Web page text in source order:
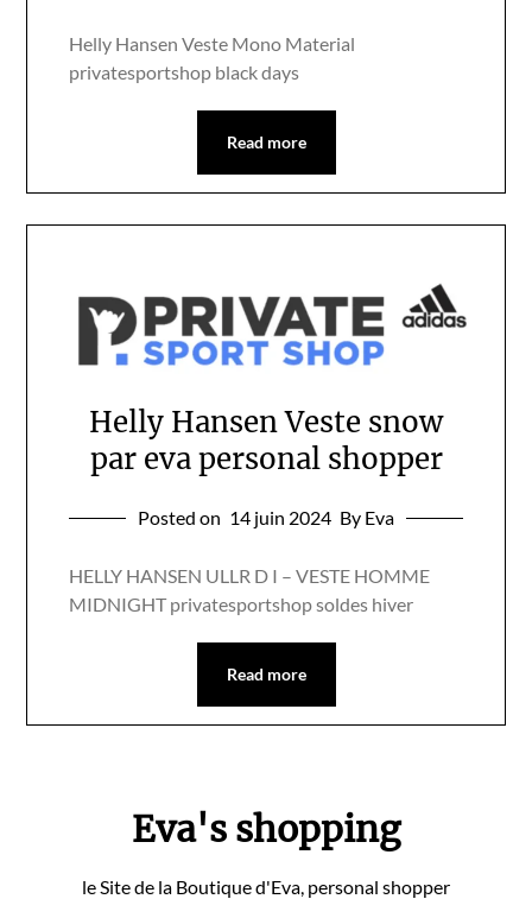
Helly Hansen Veste Mono Material
privatesportshop black days
Read more
Helly Hansen Veste snow
par eva personal shopper
Posted on 14 juin 2024 By Eva
HELLY HANSEN ULLR D I – VESTE HOMME
MIDNIGHT privatesportshop soldes hiver
Read more
Eva's shopping
le Site de la Boutique d'Eva, personal shopper